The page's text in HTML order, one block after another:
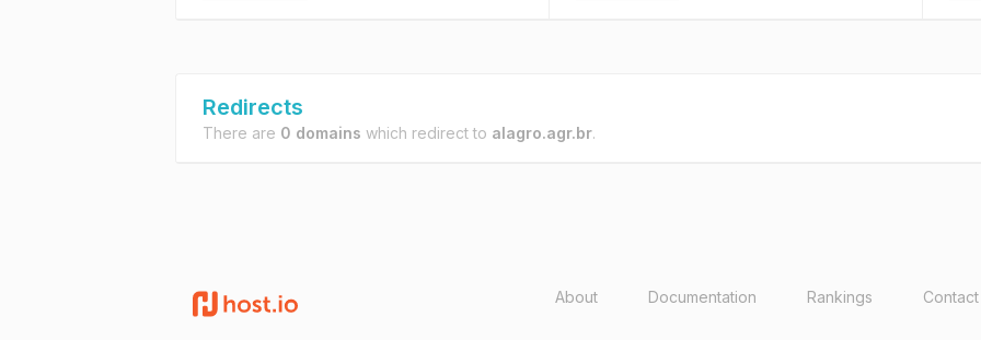
Redirects
There are 0 domains which redirect to alagro.agr.br.
About Documentation Rankings Contact